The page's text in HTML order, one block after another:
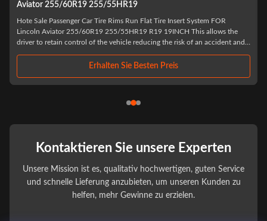
Aviator 255/60R19 255/55HR19
Hote Sale Passenger Car Tire Rims Run Flat Tire Insert System FOR
Lincoln Aviator 255/60R19 255/55HR19 R19 19INCH This allows the
driver to retain control of the vehicle reducing the risk of an accident and
Erhalten Sie Besten Preis
Kontaktieren Sie unsere Experten
Unsere Mission ist es, qualitativ hochwertigen, guten Service
und schnelle Lieferung anzubieten, um unseren Kunden zu
helfen, mehr Gewinne zu erzielen.